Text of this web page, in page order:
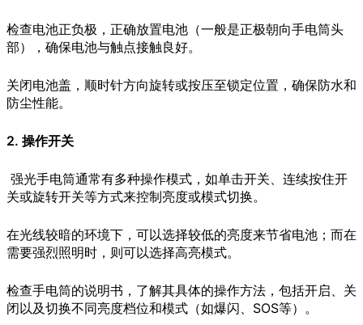
检查电池正负极，正确放置电池（一般是正极朝向手电筒头
部），确保电池与触点接触良好。
关闭电池盖，顺时针方向旋转或按压至锁定位置，确保防水和
防尘性能。
2. 操作开关
强光手电筒通常有多种操作模式，如单击开关、连续按住开
关或旋转开关等方式来控制亮度或模式切换。
在光线较暗的环境下，可以选择较低的亮度来节省电池；而在
需要强烈照明时，则可以选择高亮模式。
检查手电筒的说明书，了解其具体的操作方法，包括开启、关
闭以及切换不同亮度档位和模式（如爆闪、SOS等）。